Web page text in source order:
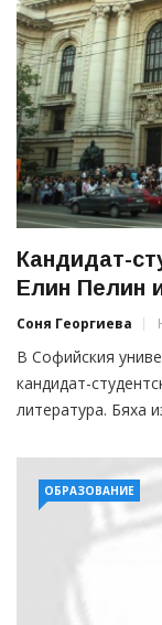
Кандидат-
Елин Пелин
Соня Георгиева
В Софийския
кандидат-
литература. Бяха
ОБРАЗОВАНИЕ